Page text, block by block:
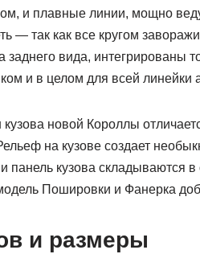
и плавные линии, мощно
— так как все кругом
заднего вида, интегрированы
и в целом для всей линейки
кузова новой Короллы
на кузове создает
и панель кузова складываются
Пошировки и Фанерка
и размеры